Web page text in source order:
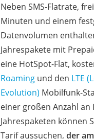
Neben SMS-Flatrate,
Minuten und einem
Datenvolumen
Jahrespakete mit
eine HotSpot-Flat,
Roamingund den LTE
Evolution) Mobilfunk-
einer großen Anzahl an
Jahrespaketen können
Tarif aussuchen, der